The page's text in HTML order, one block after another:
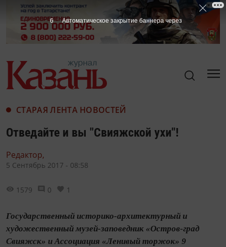
СТАРАЯ ЛЕНТА НОВОСТЕЙ
Отведайте и вы "Свияжской ухи"!
Редактор,
5 Сентябрь 2017 - 08:58
1579 0 1
Государственный историко-архитектурный и
художественный музей-заповедник «Остров-град
Свияжск» и Ассоциация «Ленивый торжок» 9
5 Автоматическое закрытие баннера через